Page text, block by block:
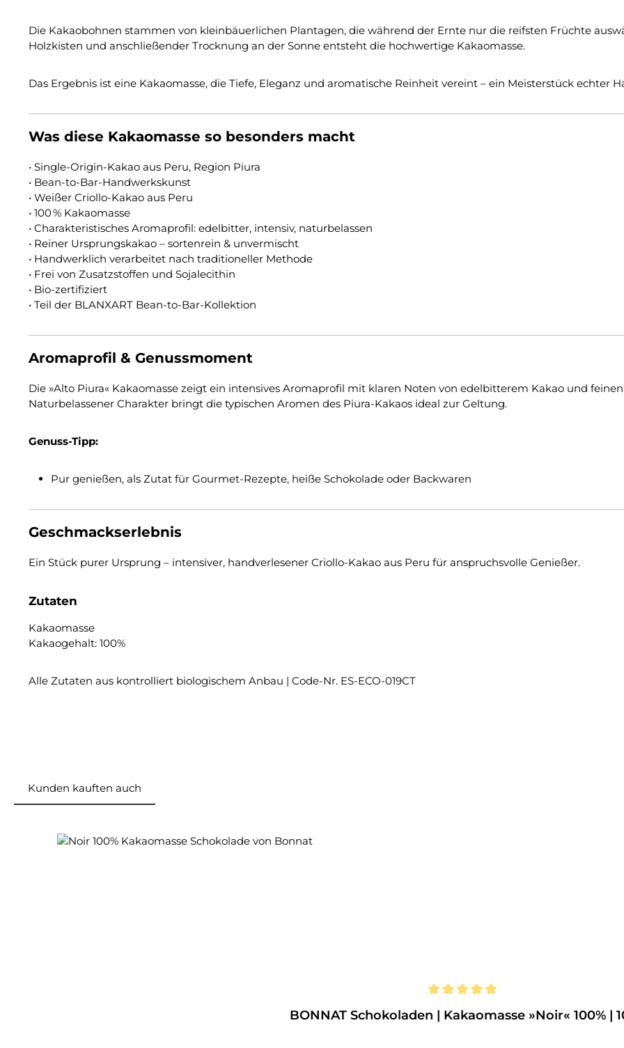
Die Kakaobohnen stammen von kleinbäuerlichen Plantagen, die während der Ernte nur die reifsten Früchte
Holzkisten und anschließender Trocknung an der Sonne entsteht die hochwertige Kakaomasse.
Das Ergebnis ist eine Kakaomasse, die Tiefe, Eleganz und aromatische Reinheit vereint – ein Meisterstück echter
Was diese Kakaomasse so besonders macht
• Single-Origin-Kakao aus Peru, Region Piura
• Bean-to-Bar-Handwerkskunst
• Weißer Criollo-Kakao aus Peru
• 100 % Kakaomasse
• Charakteristisches Aromaprofil: edelbitter, intensiv, naturbelassen
• Reiner Ursprungskakao – sortenrein & unvermischt
• Handwerklich verarbeitet nach traditioneller Methode
• Frei von Zusatzstoffen und Sojalecithin
• Bio-zertifiziert
• Teil der BLANXART Bean-to-Bar-Kollektion
Aromaprofil & Genussmoment
Die »Alto Piura« Kakaomasse zeigt ein intensives Aromaprofil mit klaren Noten von edelbitterem Kakao und
Naturbelassener Charakter bringt die typischen Aromen des Piura-Kakaos ideal zur Geltung.
Genuss-Tipp:
Pur genießen, als Zutat für Gourmet-Rezepte, heiße Schokolade oder Backwaren
Geschmackserlebnis
Ein Stück purer Ursprung – intensiver, handverlesener Criollo-Kakao aus Peru für anspruchsvolle Genießer.
Zutaten
Kakaomasse
Kakaogehalt: 100%
Alle Zutaten aus kontrolliert biologischem Anbau | Code-Nr. ES-ECO-019CT
Kunden kauften auch
BONNAT Schokoladen | Kakaomasse »Noir« 100% |